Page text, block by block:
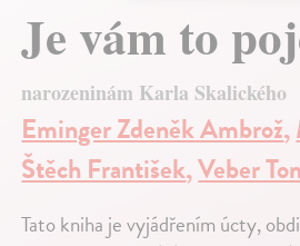
Je vám to
narozeninám Karla Skalického
Eminger Zdeněk Ambrož,
Štěch František,Veber
Tato kniha je vyjádřením úcty,